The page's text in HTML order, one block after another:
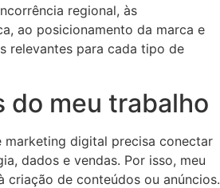
regional, às
ao posicionamento da marca e
relevantes para cada tipo de
do meu trabalho
marketing digital precisa conectar
dados e vendas. Por isso, meu
criação de conteúdos ou anúncios.